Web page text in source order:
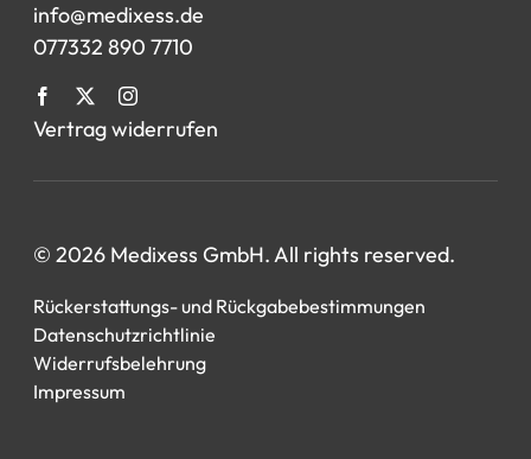
info@medixess.de
077332 890 7710
Vertrag widerrufen
© 2026 Medixess GmbH. All rights reserved.
Rückerstattungs- und Rückgabebestimmungen
Datenschutzrichtlinie
Widerrufsbelehrung
Impressum